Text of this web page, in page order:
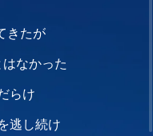
きたが
なかった
らけ
逃し続け